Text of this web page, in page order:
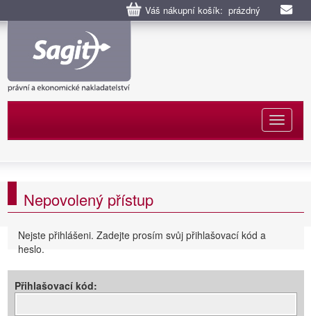
Váš nákupní košík: prázdný
Nepovolený přístup
Nejste přihlášeni. Zadejte prosím svůj přihlašovací kód a
heslo.
Přihlašovací kód: